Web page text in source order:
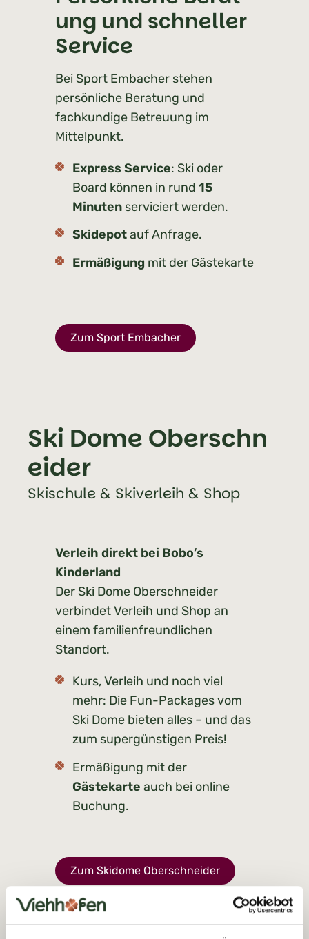
ung und schneller
Service
Bei Sport Embacher stehen
persönliche Beratung und
fachkundige Betreuung im
Mittelpunkt.
Express Service: Ski oder
Board können in rund 15
Minuten serviciert werden.
Skidepotauf Anfrage.
Ermäßigung mit der Gästekarte
Zum Sport Embacher
Ski Dome Oberschn
eider
Skischule & Skiverleih & Shop
Verleih direkt bei Bobo’s
Kinderland
Der Ski Dome Oberschneider
verbindet Verleih und Shop an
einem familienfreundlichen
Standort.
Kurs, Verleih und noch viel
mehr: Die Fun-Packages vom
Ski Dome bieten alles – und das
zum supergünstigen Preis!
Ermäßigung mit der
Gästekarte auch bei online
Buchung.
Zum Skidome Oberschneider